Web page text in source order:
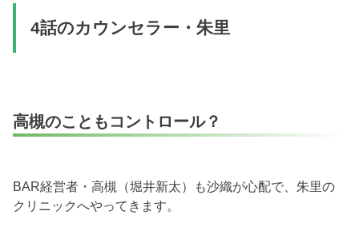
4話のカウンセラー・朱里
高槻のこともコントロール？
BAR経営者・高槻（堀井新太）も沙織が心配で、朱里の
クリニックへやってきます。